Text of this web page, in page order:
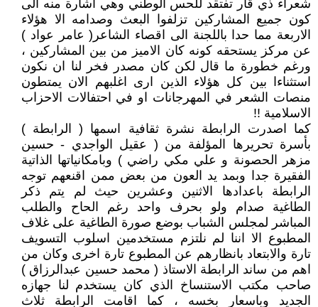
شعراء ذي قار تفتقد للحس الوطني وهي اشارة منه الى
كون جميع المشاركين تزلفوا البعث وصدامه الا هؤلاء
الاربعة مما حدا باللجنة الى اقصاء الشاعر( عامر عواد )
عن مركز يستحقه كونه كان الاميز من بين المشاركين ،
ورغم خطورة ما قال لكن كان مصدر فخر لنا ان نكون
استثناءا بين كل هؤلاء الذين ارى اغلبهم الان يمتطون
منصات الشعر في المهرجانات او في احتفالات الاحزاب
الاسلامية !!
كما اصدرت الرابطة نشرة ثقافية اسمها ( الرابطة )
بأسرة تحريرها المؤلفة من ( عقيل الواجدي - حسين
مزهر الحصونة و علي مكي راضي ) وبامكانياتها الذاتية
الفقيرة جدا وبمد يد العون من بعض ممن اقنعهم توجه
الرابطة باعدادها الاثنين وعشرين حيث لم يتم ذكر
الطاغية صدام ولو بحرف واحد رغم الحاح والطلب
المباشر لمجلس الشباب بوضع صورة الطاغية على غلاف
المطبوع الا اننا لم نلتزم مستخدمين اسلوب التسويف
تارة والابتعاد بانظارهم عن المطبوع تارة اخرى وكان من
اهم من ساند الرابطة الاستاذ ( محمد حسين عبدالرزاق )
صاحب مكتب الاستنساخ الذي كان يستخدم لنا جهازه
الجديد وباسعار بخسه ، كما اقامت الرابطة ثلاث